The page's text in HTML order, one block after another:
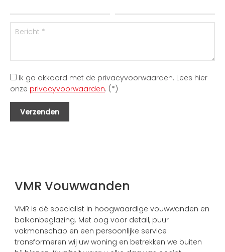
Ik ga akkoord met de privacyvoorwaarden. Lees hier
onze privacyvoorwaarden. (*)
VMR Vouwwanden
VMR is dé specialist in hoogwaardige vouwwanden en
balkonbeglazing. Met oog voor detail, puur
vakmanschap en een persoonlijke service
transformeren wij uw woning en betrekken we buiten